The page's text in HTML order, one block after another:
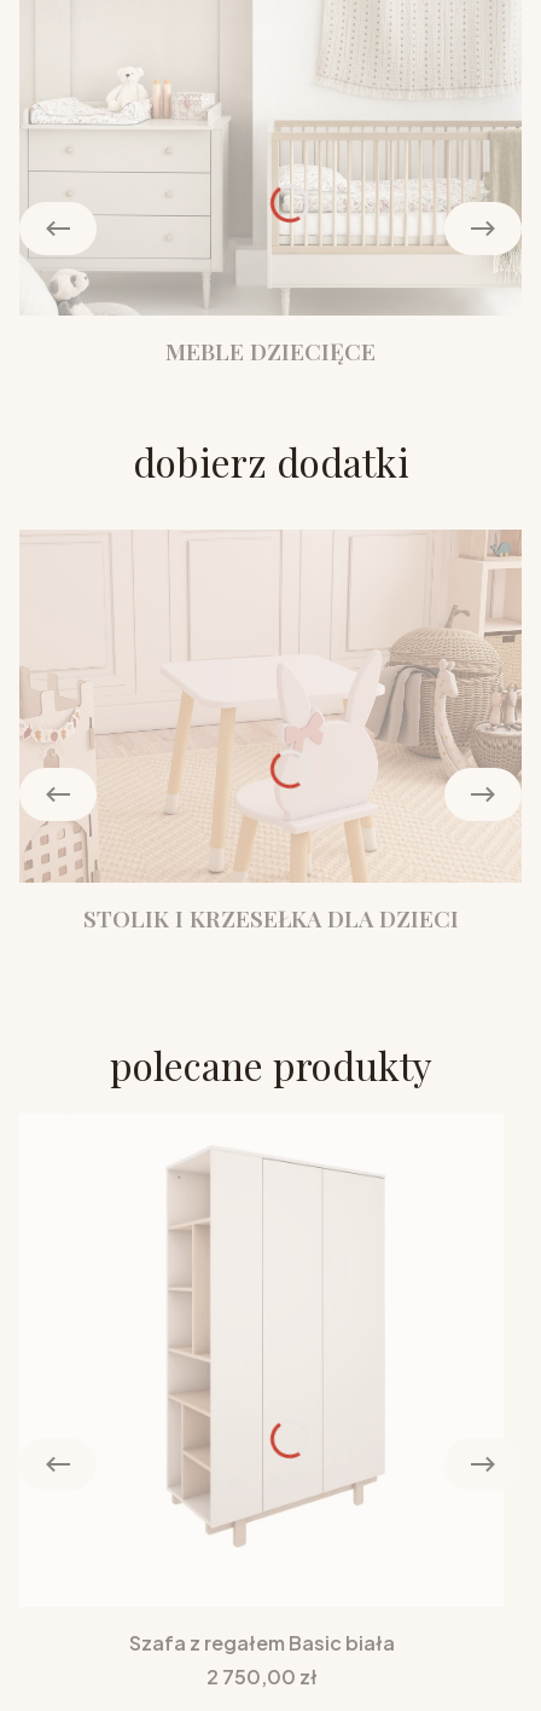
MEBLE DZIECIĘCE
dobierz dodatki
STOLIK I KRZESEŁKA DLA DZIECI
polecane produkty
Szafa z regałem Basic biała
Cena
2 750,00 zł